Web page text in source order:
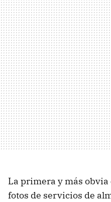
La primera y más
fotos de servicios de